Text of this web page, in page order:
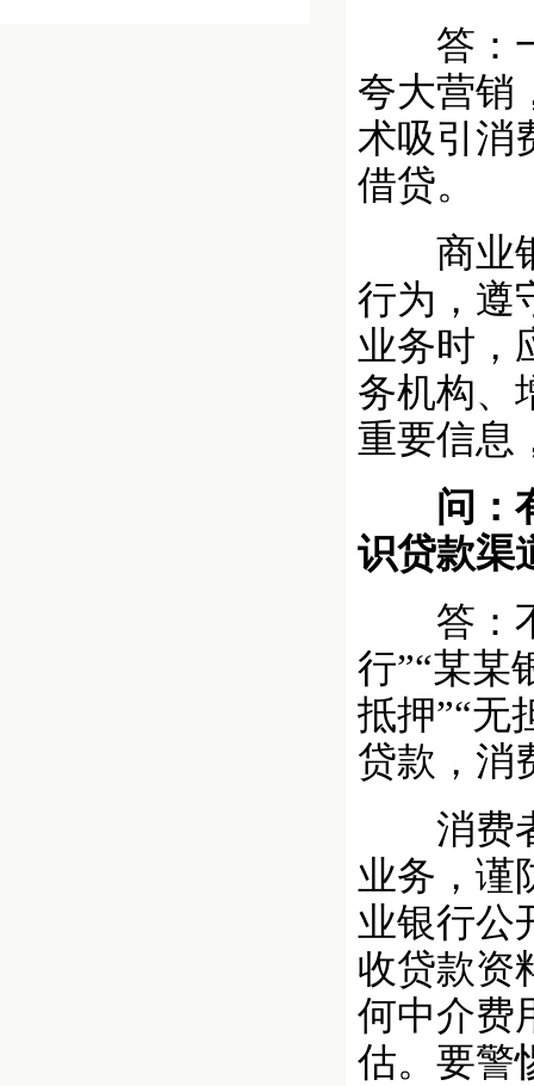
答：一
夸大营销
术吸引消
借贷。
商业银
行为，遵
业务时，
务机构、
重要信息
问：有
识贷款渠
答：不
行”“某某
抵押”“无
贷款，消
消费者
业务，谨
业银行公
收贷款资
何中介费
估。要警